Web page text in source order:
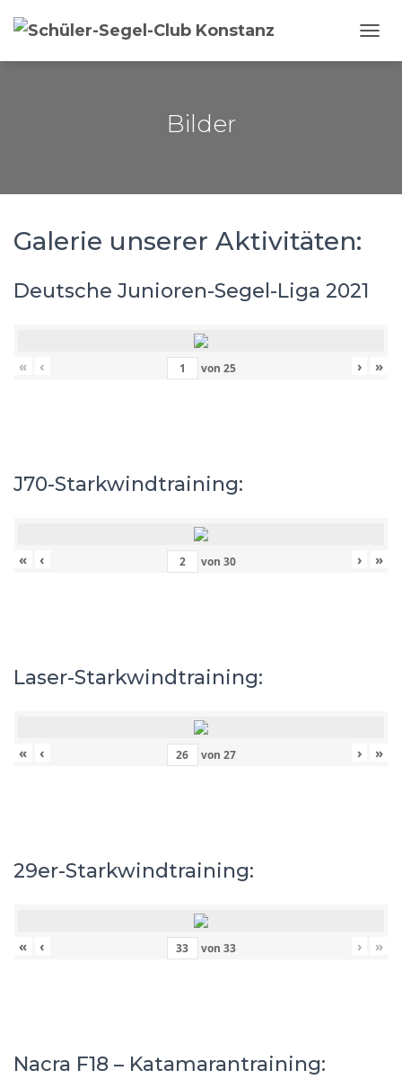
Bilder
Galerie unserer Aktivitäten:
Deutsche Junioren-Segel-Liga 2021
« ‹ von 25 › »
J70-Starkwindtraining:
« ‹ von 30 › »
Laser-Starkwindtraining:
« ‹ von 27 › »
29er-Starkwindtraining:
« ‹ von 33 › »
Nacra F18 – Katamarantraining: